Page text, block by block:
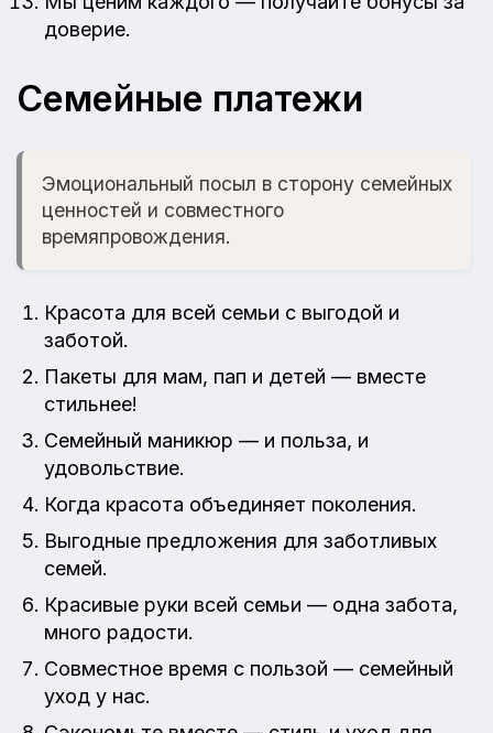
доверие.
Семейные платежи
Эмоциональный посыл в сторону семейных
ценностей и совместного
времяпровождения.
Красота для всей семьи с выгодой и
заботой.
Пакеты для мам, пап и детей — вместе
стильнее!
Семейный маникюр — и польза, и
удовольствие.
Когда красота объединяет поколения.
Выгодные предложения для заботливых
семей.
Красивые руки всей семьи — одна забота,
много радости.
Совместное время с пользой — семейный
уход у нас.